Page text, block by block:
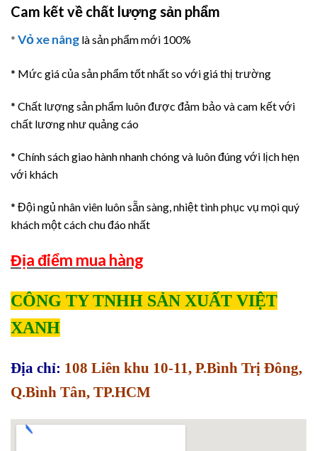
Cam kết về chất lượng sản phẩm
* Vỏ xe nâng là sản phẩm mới 100%
* Mức giá của sản phẩm tốt nhất so với giá thị trường
* Chất lượng sản phẩm luôn được đảm bảo và cam kết với
chất lương như quảng cáo
* Chính sách giao hành nhanh chóng và luôn đúng với lịch hẹn
với khách
* Đội ngủ nhân viên luôn sẵn sàng, nhiệt tình phục vụ mọi quý
khách một cách chu đáo nhất
Địa điểm mua hàng
CÔNG TY TNHH SẢN XUẤT VIỆT
XANH
Địa chỉ: 108 Liên khu 10-11, P.Bình Trị Đông,
Q.Bình Tân, TP.HCM